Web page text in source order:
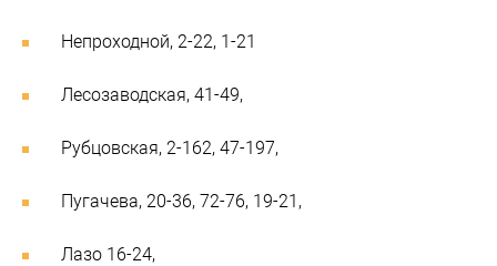
Непроходной, 2-22, 1-21
Лесозаводская, 41-49,
Рубцовская, 2-162, 47-197,
Пугачева, 20-36, 72-76, 19-21,
Лазо 16-24,